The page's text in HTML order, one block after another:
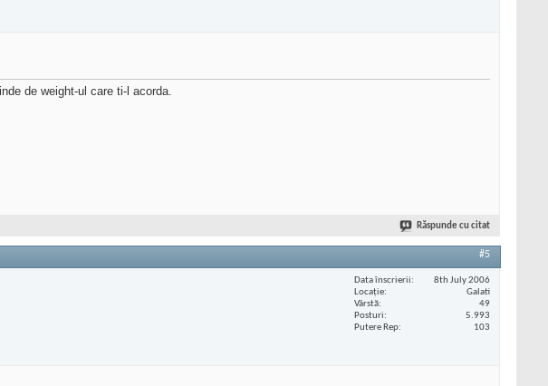
de weight-ul care ti-l acorda.
Răspunde cu citat
#5
Data înscrierii
8th July 2006
Locaţie
Galati
Vârstă
49
Posturi
5.993
Putere Rep
103